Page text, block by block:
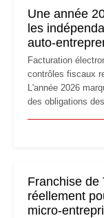
Une année
les
auto-
Facturation
contrôles fiscaux
L'année 2026
des obligations
les auto-
Franchise de
réellement
micro-